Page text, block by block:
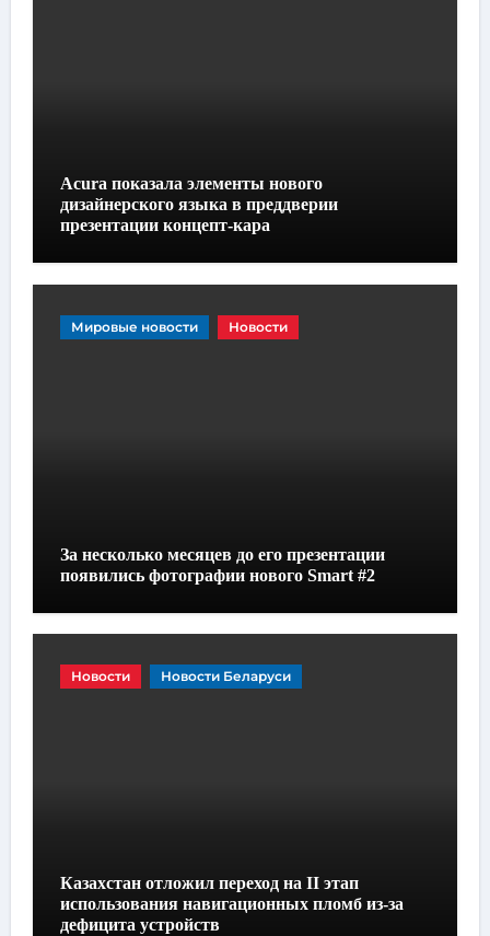
Acura показала элементы нового
дизайнерского языка в преддверии
презентации концепт-кара
Мировые новости Новости
За несколько месяцев до его презентации
появились фотографии нового Smart #2
Новости Новости Беларуси
Казахстан отложил переход на II этап
использования навигационных пломб из-за
дефицита устройств